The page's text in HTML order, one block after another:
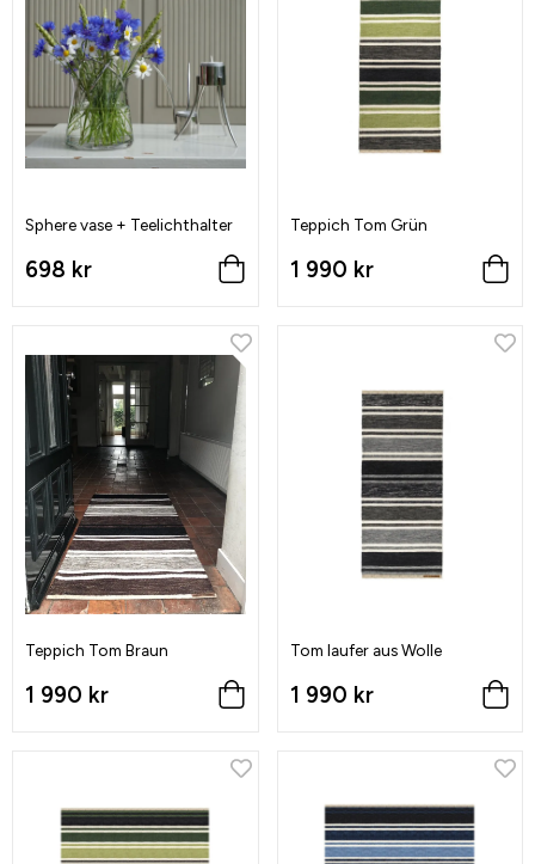
Sphere vase + Teelichthalter
698 kr
Teppich Tom Grün
1 990 kr
Teppich Tom Braun
1 990 kr
Tom laufer aus Wolle
1 990 kr